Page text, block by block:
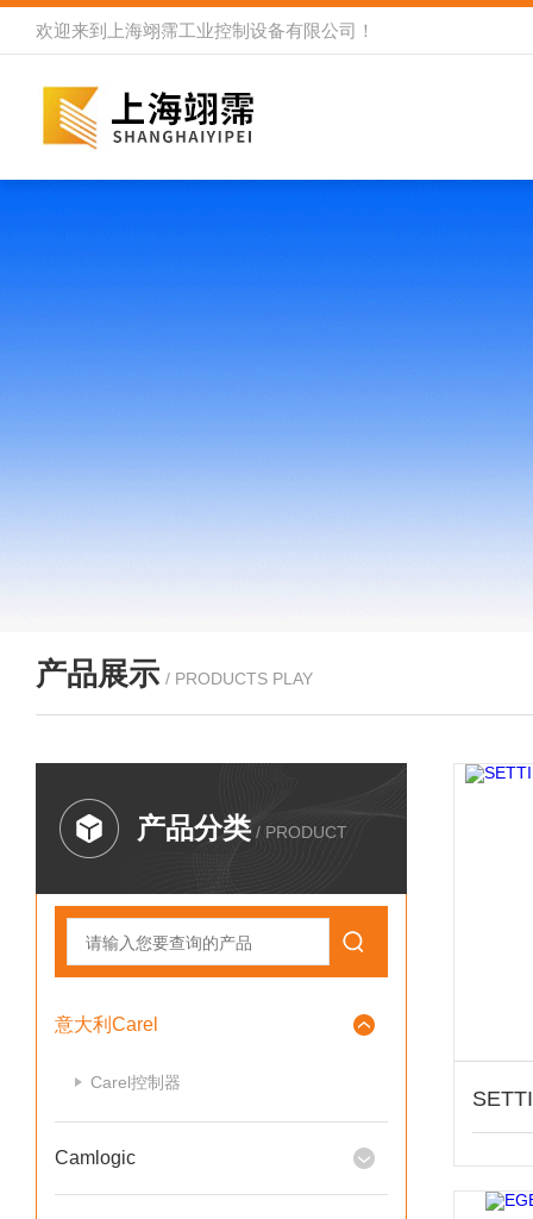
欢迎来到 上海翊霈工业控制设备有限公司 ！
产品展示 / PRODUCTS PLAY
产品分类 / PRODUCT
意大利Carel
Carel控制器
Camlogic